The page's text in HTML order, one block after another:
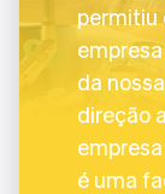
permitiu
da
direção
é uma